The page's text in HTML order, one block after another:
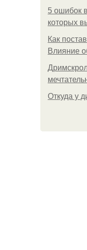
5 ошибок
которых
Как
Влияние
Откуда у